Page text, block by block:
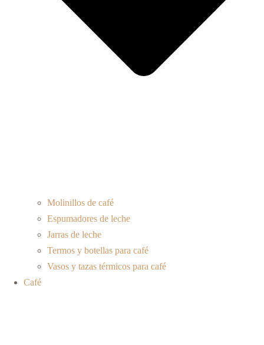
Molinillos de café
Espumadores de leche
Jarras de leche
Termos y botellas para café
Vasos y tazas térmicos para café
Café